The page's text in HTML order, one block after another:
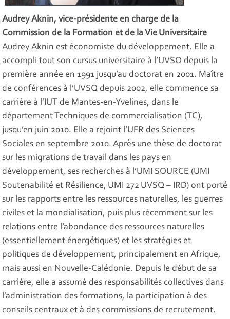
Audrey Aknin, vice-présidente en charge de la
Commission de la Formation et de la Vie Universitaire
Audrey Aknin est économiste du développement. Elle a
accompli tout son cursus universitaire à l’UVSQ depuis la
première année en 1991 jusqu’au doctorat en 2001. Maître
de conférences à l’UVSQ depuis 2002, elle commence sa
carrière à l’IUT de Mantes-en-Yvelines, dans le
département Techniques de commercialisation (TC),
jusqu’en juin 2010. Elle a rejoint l’UFR des Sciences
Sociales en septembre 2010. Après une thèse de doctorat
sur les migrations de travail dans les pays en
développement, ses recherches à l’UMI SOURCE (UMI
Soutenabilité et Résilience, UMI 272 UVSQ – IRD) ont porté
sur les rapports entre les ressources naturelles, les guerres
civiles et la mondialisation, puis plus récemment sur les
relations entre l’abondance des ressources naturelles
(essentiellement énergétiques) et les stratégies et
politiques de développement, principalement en Afrique,
mais aussi en Nouvelle-Calédonie. Depuis le début de sa
carrière, elle a assumé des responsabilités collectives dans
l’administration des formations, la participation à des
conseils centraux et à des commissions de recrutement.